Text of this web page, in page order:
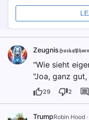
Zeugnis
"Wie sieht
"Joa, ganz
29 2
TrumpRobin Hood ·